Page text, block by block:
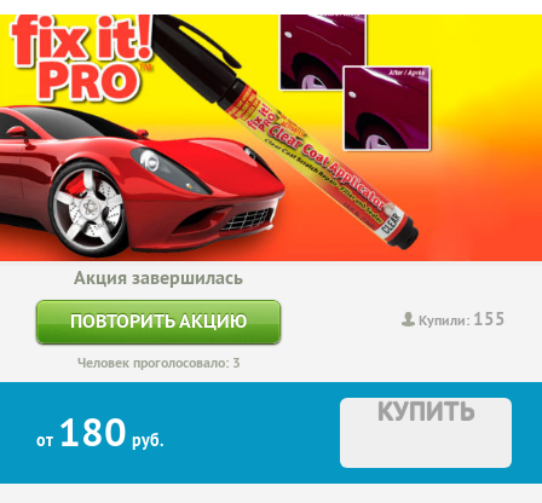
Купили: 155
Акция завершилась
ПОВТОРИТЬ АКЦИЮ
Человек проголосовало: 3
от 180 руб.
КУПИТЬ